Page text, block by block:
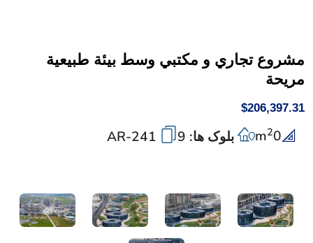
مشروع تجاري و مكتبي وسط بيئة طبيعية
مريحة
$206,397.31
0
m2 بلوک ها: 9